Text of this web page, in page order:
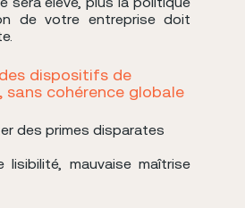
de votre entreprise doit
dispositifs de
sans cohérence globale
des primes disparates
mauvaise maîtrise